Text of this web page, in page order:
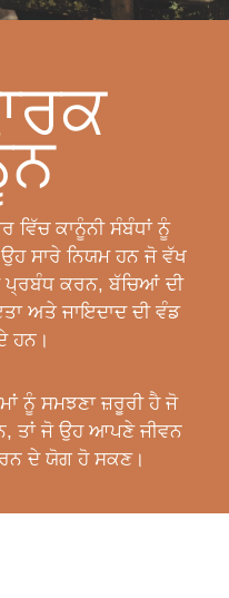
ਵਿੱਚ ਕਾਨੂੰਨੀ ਸੰਬੰਧਾਂ ਨੂੰ
ਸਾਰੇ ਨਿਯਮ ਹਨ ਜੋ ਵੱਖ
ਪ੍ਰਬੰਧ ਕਰਨ, ਬੱਚਿਆਂ ਦੀ
ਅਤੇ ਜਾਇਦਾਦ ਦੀ ਵੰਡ
ਹਨ।
ਨੂੰ ਸਮਝਣਾ ਜ਼ਰੂਰੀ ਹੈ ਜੋ
ਤਾਂ ਜੋ ਉਹ ਆਪਣੇ ਜੀਵਨ
ਦੇ ਯੋਗ ਹੋ ਸਕਣ।